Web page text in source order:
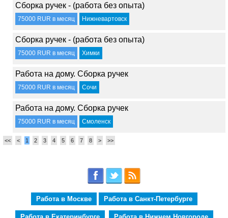
Сборка ручек - (работа без опыта)
75000 RUR в месяц Нижневартовск
Сборка ручек - (работа без опыта)
75000 RUR в месяц Химки
Работа на дому. Сборка ручек
75000 RUR в месяц Сочи
Работа на дому. Сборка ручек
75000 RUR в месяц Смоленск
<< < 1 2 3 4 5 6 7 8 > >>
Работа в Москве Работа в Санкт-Петербурге
Работа в Екатеринбурге Работа в Нижнем Новгороде